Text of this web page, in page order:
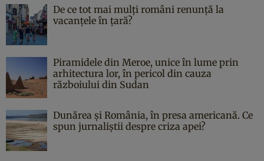
De ce tot mai mulți români renunță la
vacanțele în țară?
Piramidele din Meroe, unice în lume prin
arhitectura lor, în pericol din cauza
războiului din Sudan
Dunărea și România, în presa americană. Ce
spun jurnaliștii despre criza apei?